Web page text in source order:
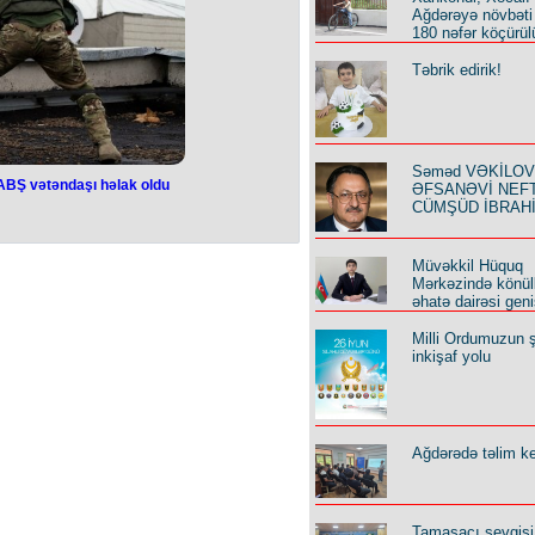
zamanı ABŞ
vətəndaşı həlak oldu
Ağdərəyə
180 nəfər
Təbrik edirik!
Səməd
ƏFSANƏVİ
CÜMŞÜD
Müvəkkil Hüquq
Mərkəzində
əhatə dairəsi
Milli Ordumuzun
inkişaf yolu
Ağdərədə təlim